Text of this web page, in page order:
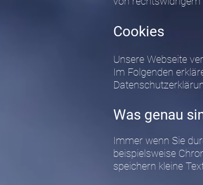
Cookies
Unsere Webseite
Im Folgenden
Was genau
Immer wenn Sie
beispielsweise
speichern kleine